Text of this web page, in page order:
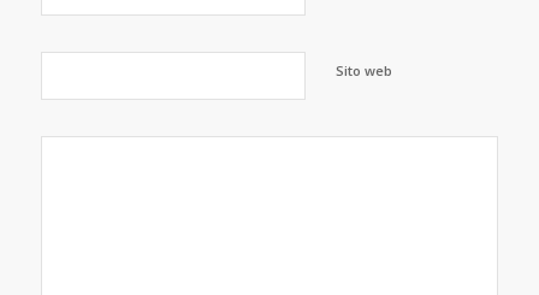
Sito web